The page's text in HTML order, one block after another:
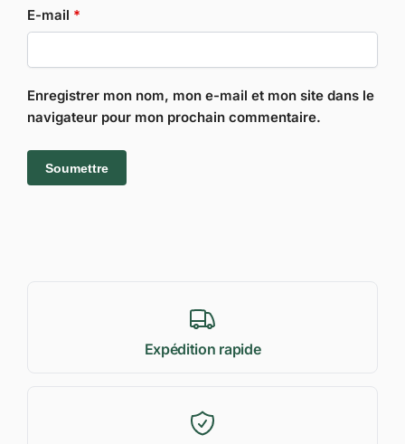
E-mail *
Enregistrer mon nom, mon e-mail et mon site dans le
navigateur pour mon prochain commentaire.
Expédition rapide